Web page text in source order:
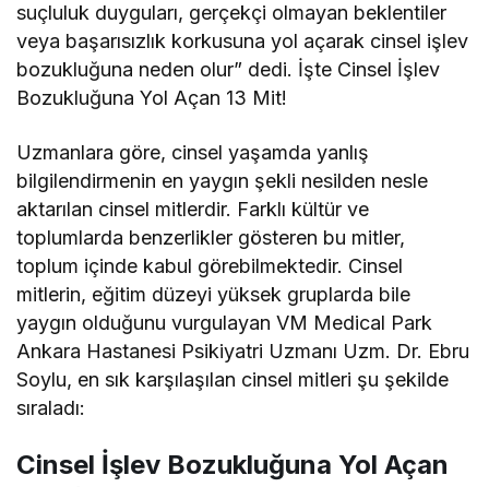
suçluluk duyguları, gerçekçi olmayan beklentiler
veya başarısızlık korkusuna yol açarak cinsel işlev
bozukluğuna neden olur” dedi. İşte Cinsel İşlev
Bozukluğuna Yol Açan 13 Mit!
Uzmanlara göre, cinsel yaşamda yanlış
bilgilendirmenin en yaygın şekli nesilden nesle
aktarılan cinsel mitlerdir. Farklı kültür ve
toplumlarda benzerlikler gösteren bu mitler,
toplum içinde kabul görebilmektedir. Cinsel
mitlerin, eğitim düzeyi yüksek gruplarda bile
yaygın olduğunu vurgulayan VM Medical Park
Ankara Hastanesi Psikiyatri Uzmanı Uzm. Dr. Ebru
Soylu, en sık karşılaşılan cinsel mitleri şu şekilde
sıraladı:
Cinsel İşlev Bozukluğuna Yol Açan